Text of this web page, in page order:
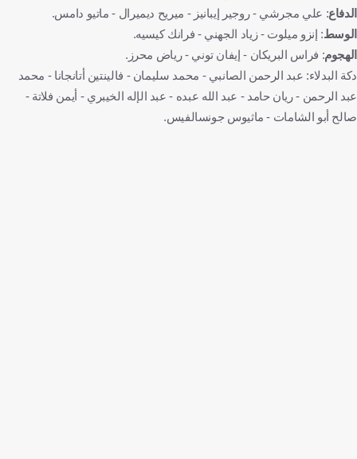
الدفاع: علي مجرشي - روجير إيبانيز - ميريح ديميرال - ماتيو دامس.
الوسط: إنزو ميلوت - زياد الجهني - فرانك كيسيه.
الهجوم: فراس البريكان - إيفان توني - رياض محرز.
دكة البدلاء: عبد الرحمن الصانبي - محمد سليمان - فالينتين أتانجانا - محمد
عبد الرحمن - ريان حامد - عبد الله عبده - عبد الإله الخيبري - أيمن فلاتة -
صالح أبو الشامات - ماثيوس جونسالفيس.